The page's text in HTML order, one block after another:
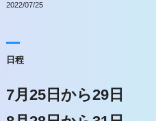
2022/07/25
日程
7月25日から29日